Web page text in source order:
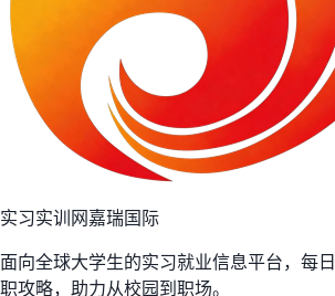
实习实训网嘉瑞国际
面向全球大学生的实习就业信息平台，每
职攻略，助力从校园到职场。